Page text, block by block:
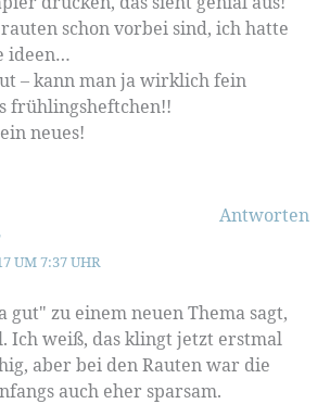
rauten schon vorbei sind, ich hatte
ideen…
– kann man ja wirklich fein
frühlingsheftchen!!
neues!
Antworten
UM 7:37 UHR
gut" zu einem neuen Thema sagt,
Ich weiß, das klingt jetzt erstmal
aber bei den Rauten war die
auch eher sparsam.